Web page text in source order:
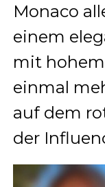
Monaco
einem
mit
einmal
auf dem
der